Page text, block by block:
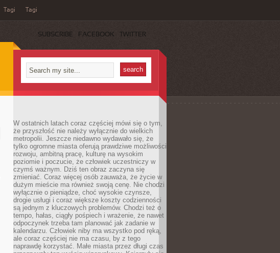
Tagi Tagi
SUBSCRIBE FACEBOOK TWITTER
W ostatnich latach coraz częściej mówi się o tym,
że przyszłość nie należy wyłącznie do wielkich
metropolii. Jeszcze niedawno wydawało się, że
tylko ogromne miasta oferują prawdziwe możliwości
rozwoju, ambitną pracę, kulturę na wysokim
poziomie i poczucie, że człowiek uczestniczy w
czymś ważnym. Dziś ten obraz zaczyna się
zmieniać. Coraz więcej osób zauważa, że życie w
dużym mieście ma również swoją cenę. Nie chodzi
wyłącznie o pieniądze, choć wysokie czynsze,
drogie usługi i coraz większe koszty codzienności
są jednym z kluczowych problemów. Chodzi też o
tempo, hałas, ciągły pośpiech i wrażenie, że nawet
odpoczynek trzeba tam planować jak zadanie w
kalendarzu. Człowiek niby ma wszystko pod ręką,
ale coraz częściej nie ma czasu, by z tego
naprawdę korzystać. Małe miasta przez długi czas